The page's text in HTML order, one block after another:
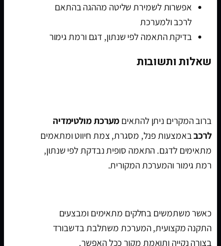
אפשרות לשמירת שליטה מההגה בהתאם
לרכב ולמערכת
בדיקת התאמה לפי שנתון, דגם ורמת גימור
שאלות ותשובות
ברוב המקרים ניתן להתאים מערכת מולטימדיה
לרכבבאמצעות פנל, מסגרת, צמת חיווט ומתאמים
מתאימים לדגם. התאמה סופית נבדקת לפי שנתון,
רמת גימור והמערכת המקורית.
כאשר משתמשים בחלקים מתאימים ומבצעים
התקנה מקצועית, המערכת משתלבת בדשבורד
בצורה נקייה ותואמת מקור ככל האפשר.